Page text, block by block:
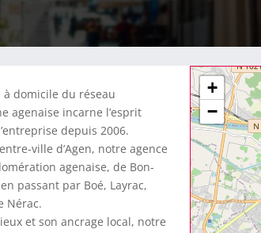
à domicile du réseau
agenaise incarne l’esprit
depuis 2006.
ville d’Agen, notre agence
agenaise, de Bon-
passant par Boé, Layrac,
Nérac.
et son ancrage local, notre
+
−